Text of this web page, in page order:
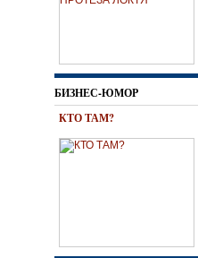
БИЗНЕС-ЮМОР
КТО ТАМ?